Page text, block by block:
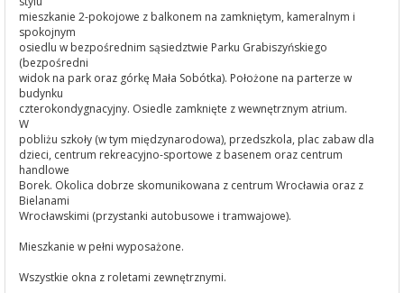
mieszkanie 2-pokojowe z balkonem na zamkniętym, kameralnym i
spokojnym
osiedlu w bezpośrednim sąsiedztwie Parku Grabiszyńskiego
(bezpośredni
widok na park oraz górkę Mała Sobótka). Położone na parterze w
budynku
czterokondygnacyjny. Osiedle zamknięte z wewnętrznym atrium.
W
pobliżu szkoły (w tym międzynarodowa), przedszkola, plac zabaw dla
dzieci, centrum rekreacyjno-sportowe z basenem oraz centrum
handlowe
Borek. Okolica dobrze skomunikowana z centrum Wrocławia oraz z
Bielanami
Wrocławskimi (przystanki autobusowe i tramwajowe).
Mieszkanie w pełni wyposażone.
Wszystkie okna z roletami zewnętrznymi.